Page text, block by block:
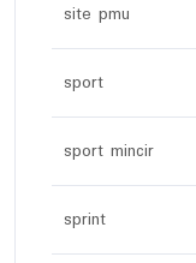
site pmu
sport
sport mincir
sprint